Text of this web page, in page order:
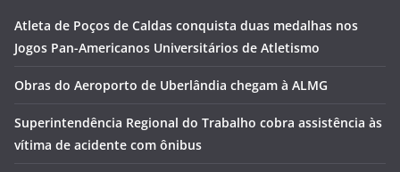
Atleta de Poços de Caldas conquista duas medalhas nos
Jogos Pan-Americanos Universitários de Atletismo
Obras do Aeroporto de Uberlândia chegam à ALMG
Superintendência Regional do Trabalho cobra assistência às
vítima de acidente com ônibus